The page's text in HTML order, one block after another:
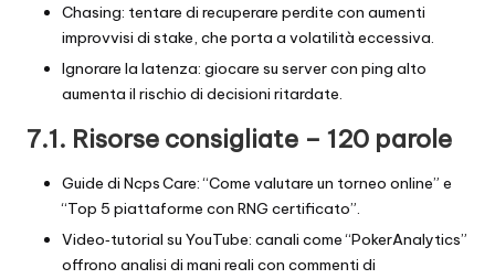
Chasing: tentare di recuperare perdite con aumenti
improvvisi di stake, che porta a volatilità eccessiva.
Ignorare la latenza: giocare su server con ping alto
aumenta il rischio di decisioni ritardate.
7.1. Risorse consigliate – 120 parole
Guide di Ncps Care: “Come valutare un torneo online” e
“Top 5 piattaforme con RNG certificato”.
Video‑tutorial su YouTube: canali come “PokerAnalytics”
offrono analisi di mani reali con commenti di